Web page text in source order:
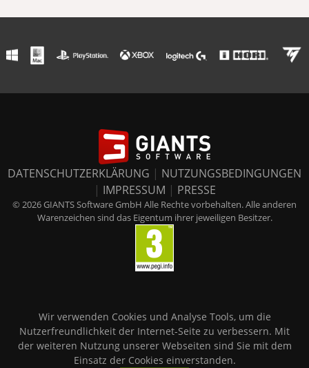
DATENSCHUTZERKLÄRUNG | NUTZUNGSBEDINGUNGEN
| IMPRESSUM | PRESSE
© 2026 GIANTS Software GmbH Alle Rechte vorbehalten. Alle anderen
Warenzeichen sind das Eigentum ihrer jeweiligen Besitzer.
Wir verwenden Cookies und Analyse Tools, um die
Nutzerfreundlichkeit der Internet-Seite zu verbessern. Mit
der weiteren Nutzung unserer Webseiten sind Sie mit dem
Einsatz der Cookies einverstanden.